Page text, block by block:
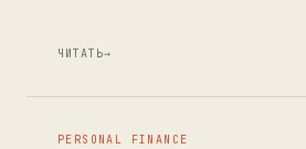
ЧИТАТЬ→
PERSONAL FINANCE